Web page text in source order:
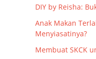
DIY by Reisha:
Anak Makan
Menyiasatinya?
Membuat SKCK